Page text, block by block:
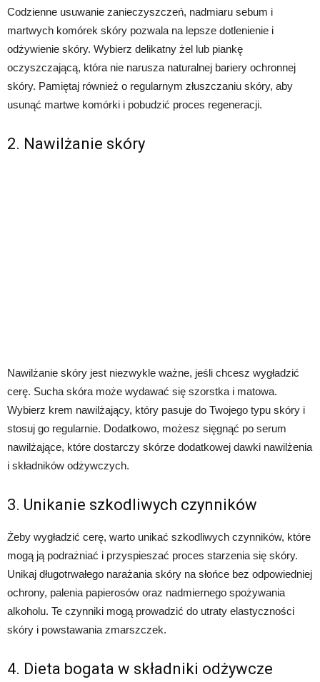
Codzienne usuwanie zanieczyszczeń, nadmiaru sebum i
martwych komórek skóry pozwala na lepsze dotlenienie i
odżywienie skóry. Wybierz delikatny żel lub piankę
oczyszczającą, która nie narusza naturalnej bariery ochronnej
skóry. Pamiętaj również o regularnym złuszczaniu skóry, aby
usunąć martwe komórki i pobudzić proces regeneracji.
2. Nawilżanie skóry
Nawilżanie skóry jest niezwykle ważne, jeśli chcesz wygładzić
cerę. Sucha skóra może wydawać się szorstka i matowa.
Wybierz krem nawilżający, który pasuje do Twojego typu skóry i
stosuj go regularnie. Dodatkowo, możesz sięgnąć po serum
nawilżające, które dostarczy skórze dodatkowej dawki nawilżenia
i składników odżywczych.
3. Unikanie szkodliwych czynników
Żeby wygładzić cerę, warto unikać szkodliwych czynników, które
mogą ją podrażniać i przyspieszać proces starzenia się skóry.
Unikaj długotrwałego narażania skóry na słońce bez odpowiedniej
ochrony, palenia papierosów oraz nadmiernego spożywania
alkoholu. Te czynniki mogą prowadzić do utraty elastyczności
skóry i powstawania zmarszczek.
4. Dieta bogata w składniki odżywcze